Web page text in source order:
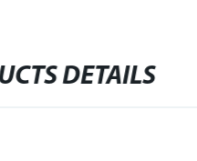
DETAILS